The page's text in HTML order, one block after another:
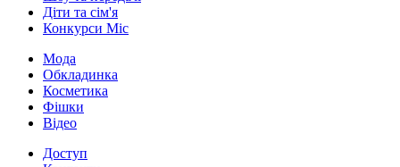
Діти та сім'я
Конкурси Міс
Мода
Обкладинка
Косметика
Фішки
Відео
Доступ